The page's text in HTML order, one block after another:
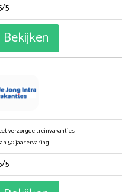
5
Bekijken
verzorgde treinvakanties
50 jaar ervaring
5